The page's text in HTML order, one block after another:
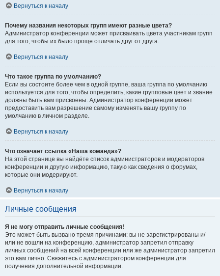
Вернуться к началу
Почему названия некоторых групп имеют разные цвета?
Администратор конференции может присваивать цвета участникам групп
для того, чтобы их было проще отличать друг от друга.
Вернуться к началу
Что такое группа по умолчанию?
Если вы состоите более чем в одной группе, ваша группа по умолчанию
используется для того, чтобы определить, какие групповые цвет и звание
должны быть вам присвоены. Администратор конференции может
предоставить вам разрешение самому изменять вашу группу по
умолчанию в личном разделе.
Вернуться к началу
Что означает ссылка «Наша команда»?
На этой странице вы найдёте список администраторов и модераторов
конференции и другую информацию, такую как сведения о форумах,
которые они модерируют.
Вернуться к началу
Личные сообщения
Я не могу отправить личные сообщения!
Это может быть вызвано тремя причинами: вы не зарегистрированы и/
или не вошли на конференцию, администратор запретил отправку
личных сообщений на всей конференции или же администратор запретил
это вам лично. Свяжитесь с администратором конференции для
получения дополнительной информации.